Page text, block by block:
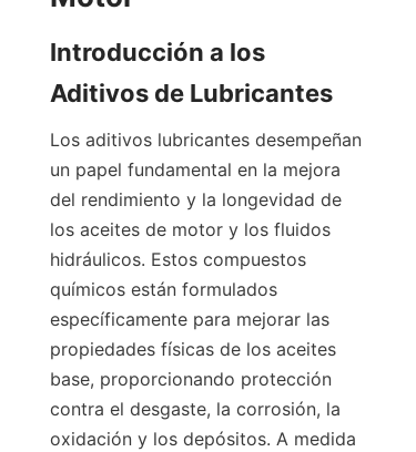
Introducción a los
Los aditivos lubricantes desempeñan
un papel fundamental en la mejora
del rendimiento y la longevidad de
los aceites de motor y los fluidos
hidráulicos. Estos compuestos
químicos están formulados
específicamente para mejorar las
propiedades físicas de los aceites
base, proporcionando protección
contra el desgaste, la corrosión, la
oxidación y los depósitos. A medida